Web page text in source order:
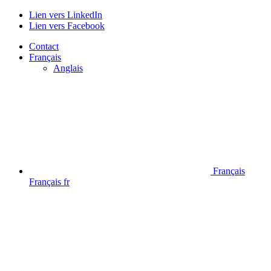
Lien vers LinkedIn
Lien vers Facebook
Contact
Français
Anglais
Français
Français fr